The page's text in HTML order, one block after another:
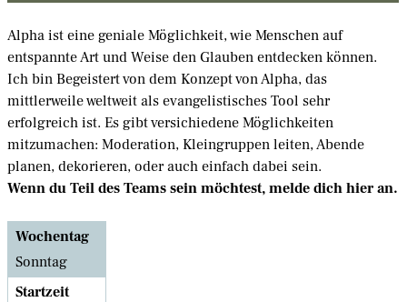
Alpha ist eine geniale Möglichkeit, wie Menschen auf
entspannte Art und Weise den Glauben entdecken können.
Ich bin Begeistert von dem Konzept von Alpha, das
mittlerweile weltweit als evangelistisches Tool sehr
erfolgreich ist. Es gibt versichiedene Möglichkeiten
mitzumachen: Moderation, Kleingruppen leiten, Abende
planen, dekorieren, oder auch einfach dabei sein.
Wenn du Teil des Teams sein möchtest, melde dich hier an.
Wochentag
Sonntag
Startzeit